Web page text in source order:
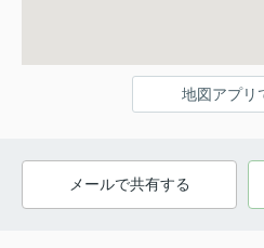
地図アプリ
メールで共有する